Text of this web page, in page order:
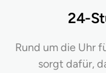
24-
Rund um die Uhr
sorgt dafür,